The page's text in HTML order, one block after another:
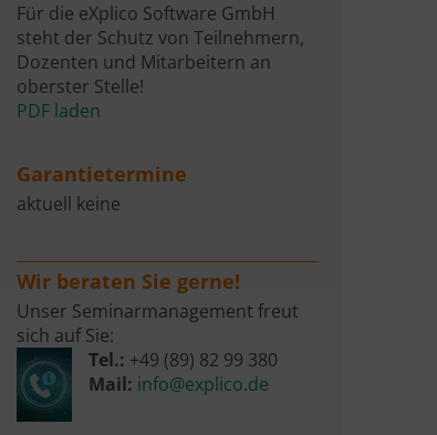
Für die eXplico Software GmbH
steht der Schutz von Teilnehmern,
Dozenten und Mitarbeitern an
oberster Stelle!
PDF laden
Garantietermine
aktuell keine
Wir beraten Sie gerne!
Unser Seminarmanagement freut
sich auf Sie:
Tel.: +49 (89) 82 99 380
Mail: info@explico.de